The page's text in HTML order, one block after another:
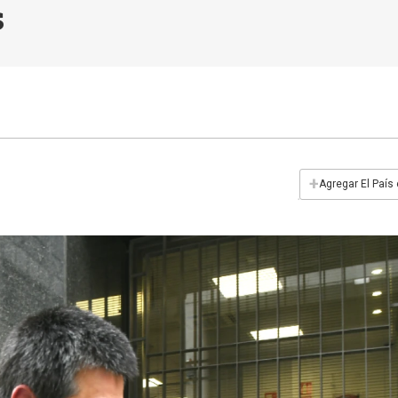
+Agregar El País